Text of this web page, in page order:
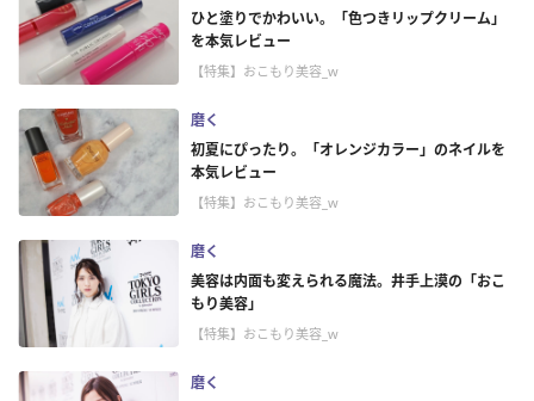
ひと塗りでかわいい。「色つきリップクリーム」
を本気レビュー
【特集】おこもり美容_w
磨く
初夏にぴったり。「オレンジカラー」のネイルを
本気レビュー
【特集】おこもり美容_w
磨く
美容は内面も変えられる魔法。井手上漠の「おこ
もり美容」
【特集】おこもり美容_w
磨く